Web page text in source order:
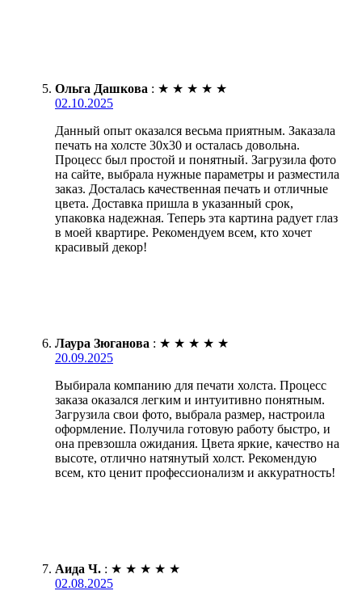
Ольга Дашкова : ★ ★ ★ ★ ★
02.10.2025
Данный опыт оказался весьма приятным. Заказала
печать на холсте 30х30 и осталась довольна.
Процесс был простой и понятный. Загрузила фото
на сайте, выбрала нужные параметры и разместила
заказ. Досталась качественная печать и отличные
цвета. Доставка пришла в указанный срок,
упаковка надежная. Теперь эта картина радует глаз
в моей квартире. Рекомендуем всем, кто хочет
красивый декор!
Лаура Зюганова : ★ ★ ★ ★ ★
20.09.2025
Выбирала компанию для печати холста. Процесс
заказа оказался легким и интуитивно понятным.
Загрузила свои фото, выбрала размер, настроила
оформление. Получила готовую работу быстро, и
она превзошла ожидания. Цвета яркие, качество на
высоте, отлично натянутый холст. Рекомендую
всем, кто ценит профессионализм и аккуратность!
Аида Ч. : ★ ★ ★ ★ ★
02.08.2025